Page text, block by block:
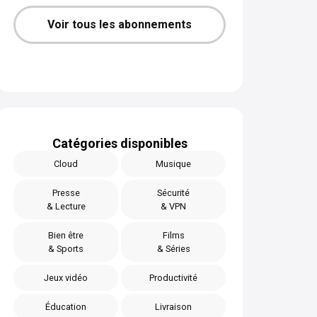
Voir tous les abonnements
Catégories disponibles
Cloud Musique
Presse
& Lecture
Sécurité
& VPN
Bien être
& Sports
Films
& Séries
Jeux vidéo Productivité
Éducation Livraison